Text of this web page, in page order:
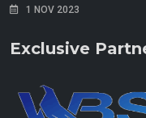
1 NOV 2023
Exclusive